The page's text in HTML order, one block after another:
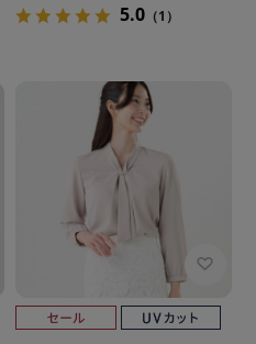
5.0 （1）